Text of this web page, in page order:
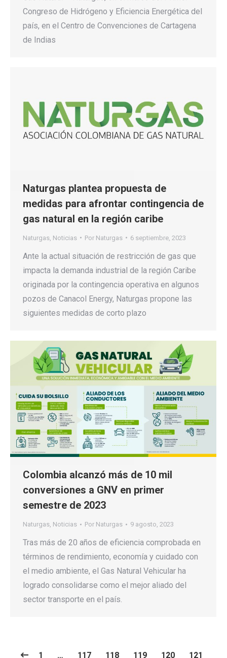
Congreso de Hidrógeno y Eficiencia Energética del
país, en el Centro de Convenciones de Cartagena
de Indias
Naturgas plantea propuesta de
medidas para afrontar contingencia de
gas natural en la región caribe
Naturgas Noticias Por Naturgas 6 septiembre, 2023
Ante la actual situación de restricción de gas que
impacta la demanda industrial de la región Caribe
originada por la contingencia operativa en algunos
pozos de Canacol Energy, Naturgas propone las
siguientes medidas de corto plazo
Colombia alcanzó más de 10 mil
conversiones a GNV en primer
semestre de 2023
Naturgas, Noticias Por Naturgas 9 agosto, 2023
Tras más de 20 años de eficiencia comprobada en
términos de rendimiento, economía y cuidado con
el medio ambiente, el Gas Natural Vehicular ha
logrado consolidarse como el mejor aliado del
sector transporte en el país.
1 … 117 118 119 120 121